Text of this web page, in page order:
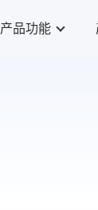
产品功能